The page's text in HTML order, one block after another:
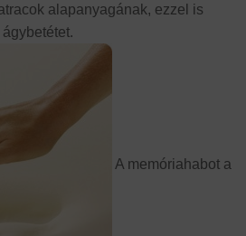
alapanyagának, ezzel is
A memóriahabot a